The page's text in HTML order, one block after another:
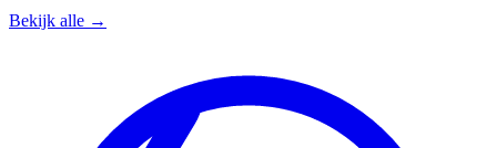
Bekijk alle →